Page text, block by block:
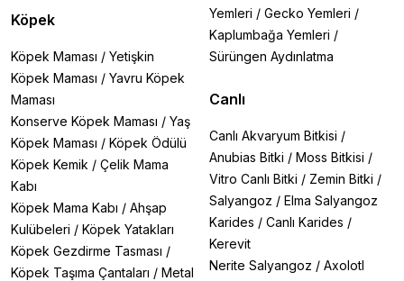
Köpek
Köpek Maması / Yetişkin
Köpek Maması / Yavru Köpek
Maması
Konserve Köpek Maması / Yaş
Köpek Maması / Köpek Ödülü
Köpek Kemik / Çelik Mama
Kabı
Köpek Mama Kabı / Ahşap
Kulübeleri / Köpek Yatakları
Köpek Gezdirme Tasması /
Köpek Taşıma Çantaları / Metal
Yemleri / Gecko Yemleri /
Kaplumbağa Yemleri /
Sürüngen Aydınlatma
Canlı
Canlı Akvaryum Bitkisi /
Anubias Bitki / Moss Bitkisi /
Vitro Canlı Bitki / Zemin Bitki /
Salyangoz / Elma Salyangoz
Karides / Canlı Karides /
Kerevit
Nerite Salyangoz / Axolotl